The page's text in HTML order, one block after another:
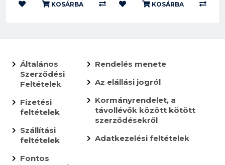
KOSÁRBA KOSÁRBA
Általános
Szerződési
Feltételek
Fizetési
feltételek
Szállítási
feltételek
Fontos
Rendelés menete
Az elállási jogról
Kormányrendelet, a
távollévők között kötött
szerződésekről
Adatkezelési feltételek